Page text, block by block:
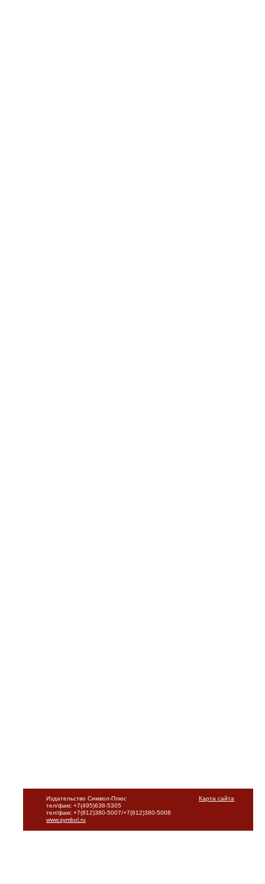
Карта сайта
Издательство Символ-Плюс
тел/факс +7(495)638-5305
тел/факс +7(812)380-5007/+7(812)380-5008
www.symbol.ru